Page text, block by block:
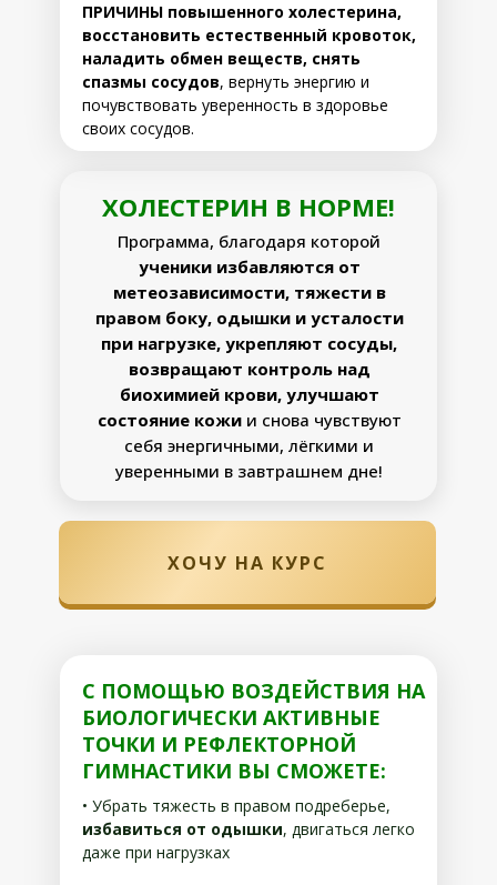
ХОЧУ НА КУРС
ХОЛЕСТЕРИН В НОРМЕ!
Программа, благодаря которой
ученики избавляются от
метеозависимости, тяжести в
правом боку, одышки и усталости
при нагрузке, укрепляют сосуды,
возвращают контроль над
биохимией крови, улучшают
состояние кожии снова чувствуют
себя энергичными, лёгкими и
уверенными в завтрашнем дне!
ПРИЧИНЫ повышенного холестерина,
восстановить естественный кровоток,
наладить обмен веществ, снять
спазмы сосудов, вернуть энергию и
почувствовать уверенность в здоровье
своих сосудов.
С ПОМОЩЬЮ ВОЗДЕЙСТВИЯ НА
БИОЛОГИЧЕСКИ АКТИВНЫЕ
ТОЧКИ И РЕФЛЕКТОРНОЙ
ГИМНАСТИКИ ВЫ СМОЖЕТЕ:
• Убрать тяжесть в правом подреберье,
избавиться от одышки, двигаться легко
даже при нагрузках